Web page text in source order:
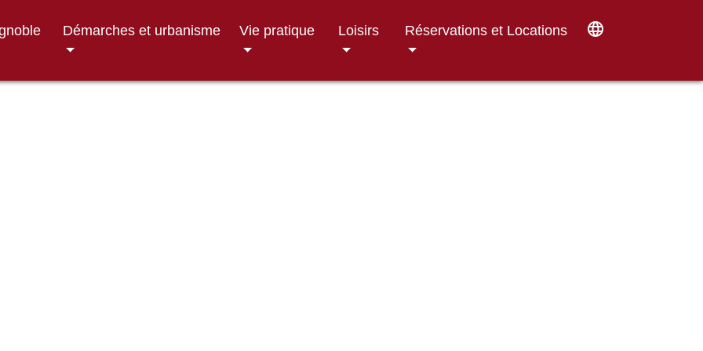
Démarches et urbanisme Vie pratique Loisirs Réservations et Locations language